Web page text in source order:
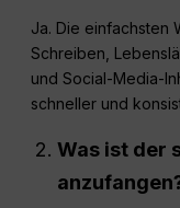
Ja. Die einfachsten
Schreiben,
und Social-Media-
schneller und
Was ist der